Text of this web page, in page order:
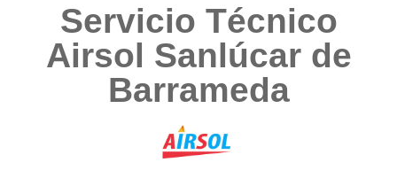
Servicio Técnico
Airsol Sanlúcar de
Barrameda